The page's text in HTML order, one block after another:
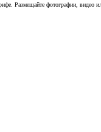
Размещайте фотографии, видео